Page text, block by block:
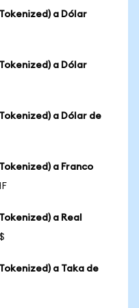
a Dólar
a Dólar
a Dólar de
a Franco
a Real
a Taka de